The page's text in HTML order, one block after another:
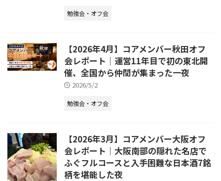
勉強会・オフ会
【2026年4月】コアメンバー秋田オフ
会レポート｜運営11年目で初の東北開
催、全国から仲間が集まった一夜
2026/5/2
勉強会・オフ会
【2026年3月】コアメンバー大阪オフ
会レポート｜大阪南部の隠れた名店で
ふぐフルコースと入手困難な日本酒7銘
柄を堪能した夜